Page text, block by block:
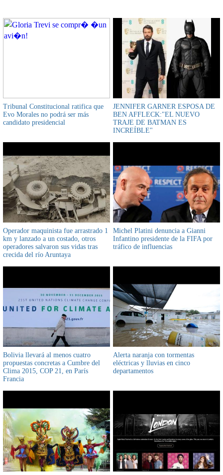
Tribunal Constitucional ratifica que
Evo Morales no podrá ser más
candidato presidencial
JENNIFER GARNER ESPOSA DE
BEN AFFLECK:"EL NUEVO
TRAJE DE BATMAN ES
INCREÍBLE"
Operador maquinista fue arrastrado 1
km y lanzado a un costado, otros
operadores salvaron sus vidas tras
crecida del río Aruntaya
Michel Platini denuncia a Gianni
Infantino presidente de la FIFA por
tráfico de influencias
Bolivia llevará al menos cuatro
propuestas concretas a Cumbre del
Clima 2015, COP 21, en París
Francia
Alerta naranja con tormentas
eléctricas y lluvias en cinco
departamentos